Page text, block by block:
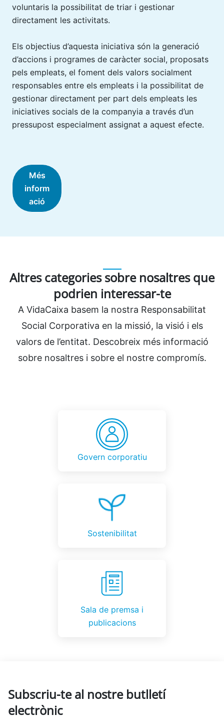
voluntaris la possibilitat de triar i gestionar
directament les activitats.
Els objectius d’aquesta iniciativa són la generació
d’accions i programes de caràcter social, proposats
pels empleats, el foment dels valors socialment
responsables entre els empleats i la possibilitat de
gestionar directament per part dels empleats les
iniciatives socials de la companyia a través d’un
pressupost especialment assignat a aquest efecte.
Més
inform
ació
Altres categories sobre nosaltres que
podrien interessar-te
A VidaCaixa basem la nostra Responsabilitat
Social Corporativa en la missió, la visió i els
valors de l’entitat. Descobreix més informació
sobre nosaltres i sobre el nostre compromís.
Govern corporatiu
Sostenibilitat
Sala de premsa i
publicacions
Subscriu-te al nostre butlletí
electrònic